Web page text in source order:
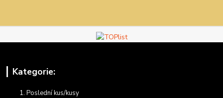
Kategorie:
Poslední kus/kusy